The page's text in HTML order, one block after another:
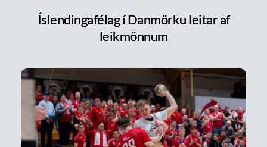
Íslendingafélag í Danmörku leitar af
leikmönnum